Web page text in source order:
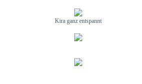
Kira ganz entspannt